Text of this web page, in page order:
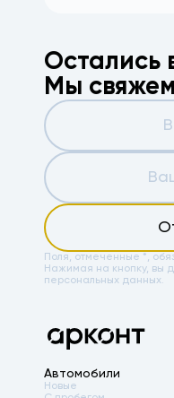
Остались
Мы
Поля, отмеченные *,
Нажимая на кнопку, вы
персональных данных.
Автомобили
Новые